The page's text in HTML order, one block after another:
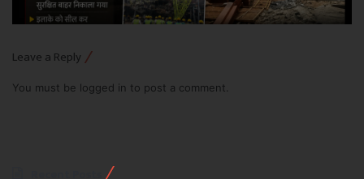
Leave a Reply
You must be logged in to post a comment.